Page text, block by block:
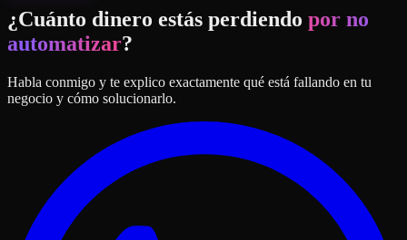
¿Cuánto dinero estás perdiendo por no
automatizar?
Habla conmigo y te explico exactamente qué está fallando en tu
negocio y cómo solucionarlo.